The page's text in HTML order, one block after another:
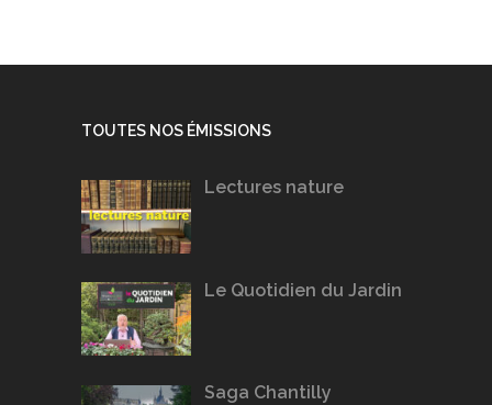
TOUTES NOS ÉMISSIONS
Lectures nature
Le Quotidien du Jardin
Saga Chantilly